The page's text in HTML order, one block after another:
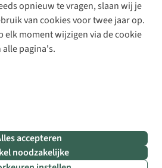
opnieuw te vragen, slaan wij je
van cookies voor twee jaar op.
elk moment wijzigen via de cookie
pagina's.
accepteren
noodzakelijke
Policy
Algemene voorwaarden
Cookie Policy